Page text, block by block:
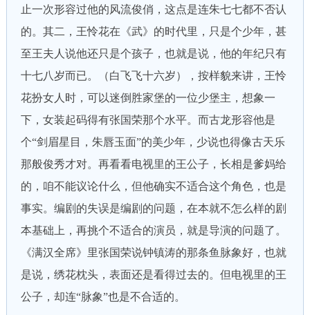
止一次形容过他的风流俊俏，这点是连朱七七都不否认
的。其二，王怜花在《武》的时代里，只是个少年，甚
至王夫人说他还只是个孩子，也就是说，他的年纪只有
十七八岁而已。（白飞飞十六岁），按样貌来讲，王怜
花扮女人时，可以迷倒胜家堡的一位少堡主，想象一
下，女装起码得有张国荣那个水平。而古龙形容他是
个“剑眉星目，朱唇玉面”的美少年，少说也得像古天乐
那般俊秀才对。再看看电视里的王公子，长相是爹妈给
的，咱不能议论什么，但他确实不适合这个角色，也是
事实。编剧的失误是编剧的问题，在本就不怎么样的剧
本基础上，再挑个不适合的演员，就是导演的问题了。
《满汉全席》里张国荣说钟镇涛的那条鱼脉象好，也就
是说，绣花枕头，表面还是看得过去的。但电视里的王
公子，却连“脉象”也是不合适的。